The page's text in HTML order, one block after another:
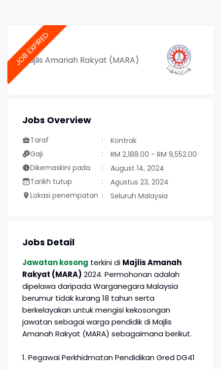
Majlis Amanah Rakyat (MARA)
Jobs Overview
Taraf
Kontrak
Gaji
RM 2,188.00 - RM 9,552.00
Dikemaskini pada
August 14, 2024
Tarikh tutup
Agustus 23, 2024
Lokasi penempatan
Seluruh Malaysia
Jobs Detail
Jawatan kosong terkini di Majlis Amanah
Rakyat (MARA) 2024. Permohonan adalah
dipelawa daripada Warganegara Malaysia
berumur tidak kurang 18 tahun serta
berkelayakan untuk mengisi kekosongan
jawatan sebagai warga pendidik di Majlis
Amanah Rakyat (MARA) sebagaimana berikut.
1. Pegawai Perkhidmatan Pendidikan Gred DG41